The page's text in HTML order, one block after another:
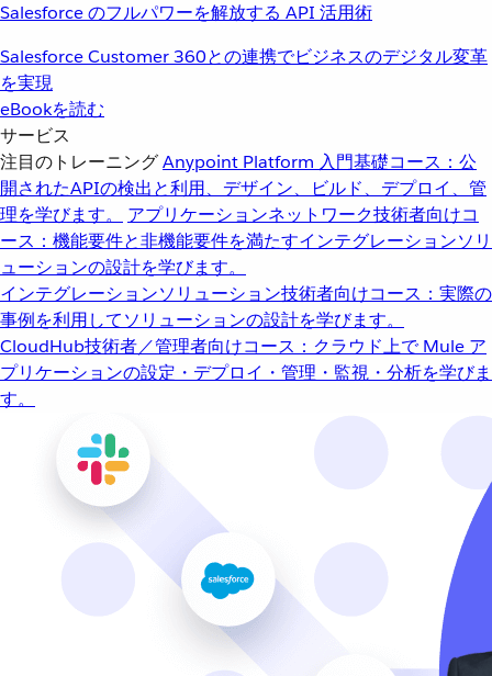
Salesforce のフルパワーを解放する API 活用術
Salesforce Customer 360との連携でビジネスのデジタル変革
を実現
eBookを読む
サービス
注目のトレーニングAnypoint Platform 入門基礎コース：公
開されたAPIの検出と利用、デザイン、ビルド、デプロイ、管
理を学びます。
アプリケーションネットワーク技術者向けコ
ース：機能要件と非機能要件を満たすインテグレーションソリ
ューションの設計を学びます。
インテグレーションソリューション技術者向けコース：実際の
事例を利用してソリューションの設計を学びます。
CloudHub技術者／管理者向けコース：クラウド上で Mule ア
プリケーションの設定・デプロイ・管理・監視・分析を学びま
す。